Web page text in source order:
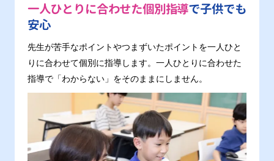
一人ひとりに合わせた個別指導で子供でも
安心
先生が苦手なポイントやつまずいたポイントを一人ひと
りに合わせて個別に指導します。一人ひとりに合わせた
指導で「わからない」をそのままにしません。